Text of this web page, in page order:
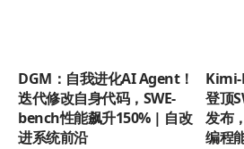
DGM：自我进化AI Agent！
迭代修改自身代码，SWE-
bench性能飙升150% | 自改
进系统前沿
Kimi-
登顶
发布
编程